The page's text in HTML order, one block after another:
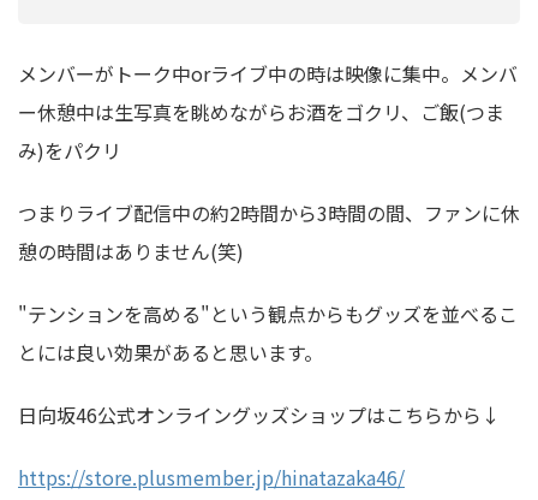
メンバーがトーク中orライブ中の時は映像に集中。メンバ
ー休憩中は生写真を眺めながらお酒をゴクリ、ご飯(つま
み)をパクリ
つまりライブ配信中の約2時間から3時間の間、ファンに休
憩の時間はありません(笑)
"テンションを高める"という観点からもグッズを並べるこ
とには良い効果があると思います。
日向坂46公式オンライングッズショップはこちらから↓
https://store.plusmember.jp/hinatazaka46/